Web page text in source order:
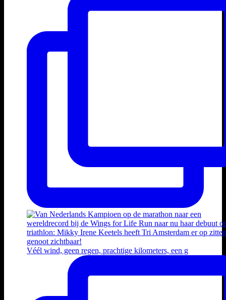
Véél wind, geen regen, prachtige kilometers, een g